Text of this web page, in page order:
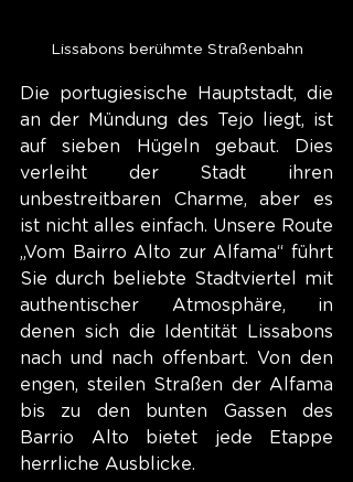
Lissabons berühmte Straßenbahn
Die portugiesische Hauptstadt, die
an der Mündung des Tejo liegt, ist
auf sieben Hügeln gebaut. Dies
verleiht der Stadt ihren
unbestreitbaren Charme, aber es
ist nicht alles einfach. Unsere Route
„Vom Bairro Alto zur Alfama“ führt
Sie durch beliebte Stadtviertel mit
authentischer Atmosphäre, in
denen sich die Identität Lissabons
nach und nach offenbart. Von den
engen, steilen Straßen der Alfama
bis zu den bunten Gassen des
Barrio Alto bietet jede Etappe
herrliche Ausblicke.